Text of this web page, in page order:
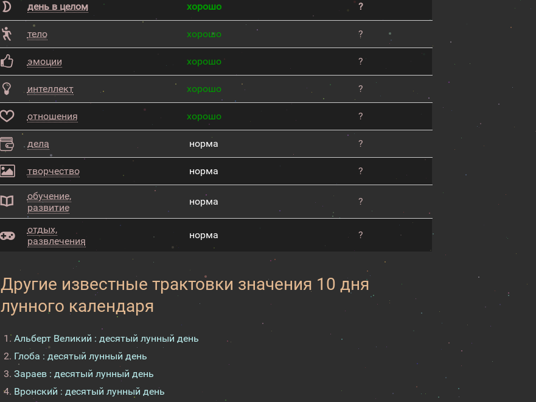
день в целом хорошо ?
тело хорошо ?
эмоции хорошо ?
интеллект хорошо ?
отношения хорошо ?
дела норма ?
творчество норма ?
обучение,
развитие
норма ?
отдых,
развлечения
норма ?
Другие известные трактовки значения 10 дня
лунного календаря
Альберт Великий : десятый лунный день
Глоба : десятый лунный день
Зараев : десятый лунный день
Вронский : десятый лунный день